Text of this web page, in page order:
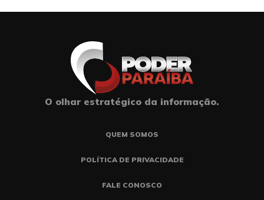
O olhar estratégico da informação.
QUEM SOMOS
POLÍTICA DE PRIVACIDADE
FALE CONOSCO